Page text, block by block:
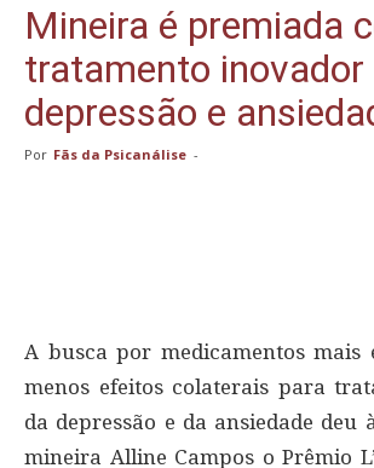
Mineira é premiada
tratamento inovador
depressão e
Por Fãs da Psicanálise -
A busca por medicamentos mais
menos efeitos colaterais para
da depressão e da ansiedade deu
mineira Alline Campos o Prêmio